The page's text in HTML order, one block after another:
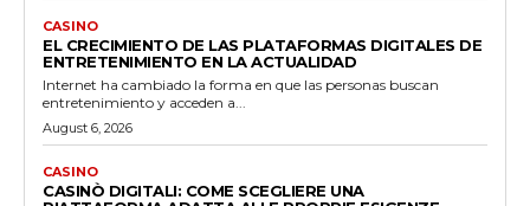
CASINO
EL CRECIMIENTO DE LAS PLATAFORMAS DIGITALES DE
ENTRETENIMIENTO EN LA ACTUALIDAD
Internet ha cambiado la forma en que las personas buscan
entretenimiento y acceden a...
August 6, 2026
CASINO
CASINÒ DIGITALI: COME SCEGLIERE UNA